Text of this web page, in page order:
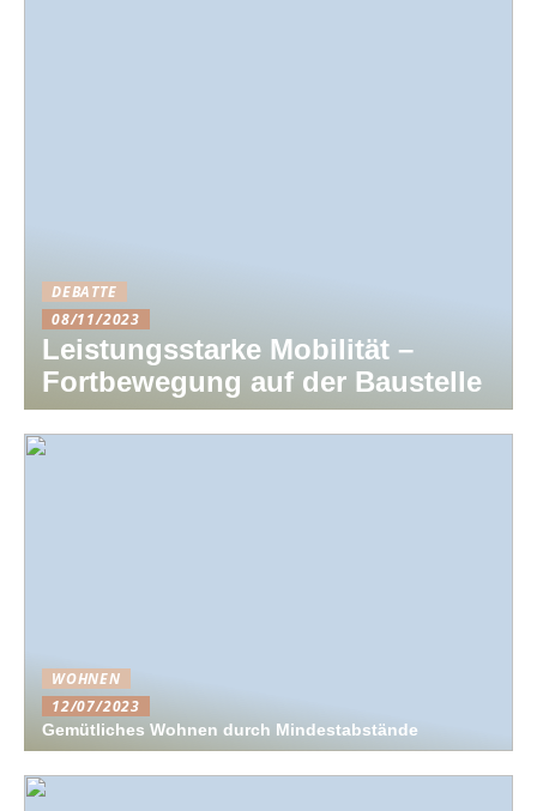
DEBATTE
08/11/2023
Leistungsstarke Mobilität –
Fortbewegung auf der Baustelle
WOHNEN
12/07/2023
Gemütliches Wohnen durch Mindestabstände